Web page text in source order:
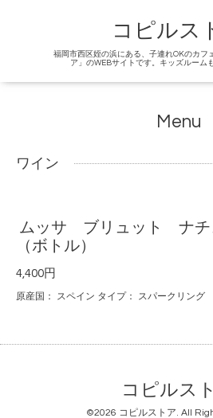
コピルス
福岡市西区姪の浜にある、子連れOKのカフ
ア」のWEBサイトです。キッズルーム
Menu
ワイン
ムッサ ブリュット ナ
（ボトル）
4,400円
原産国： スペイン タイプ： スパークリング
コピルス
©2026 コピルストア. All